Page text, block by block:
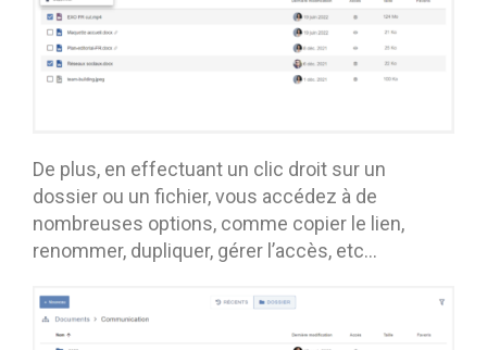
De plus, en effectuant un clic droit sur un
dossier ou un fichier, vous accédez à de
nombreuses options, comme copier le lien,
renommer, dupliquer, gérer l’accès, etc…